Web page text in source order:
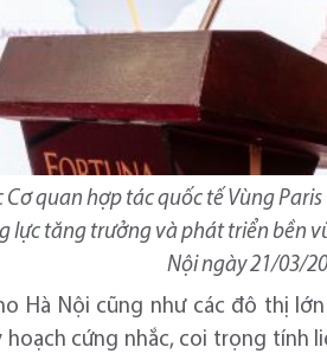
Cơ quan hợp tác quốc tế Vùng
lực tăng trưởng và phát triển bền
Nội ngày 21/03/
Hà Nội cũng như các đô thị
hoạch cứng nhắc, coi trọng